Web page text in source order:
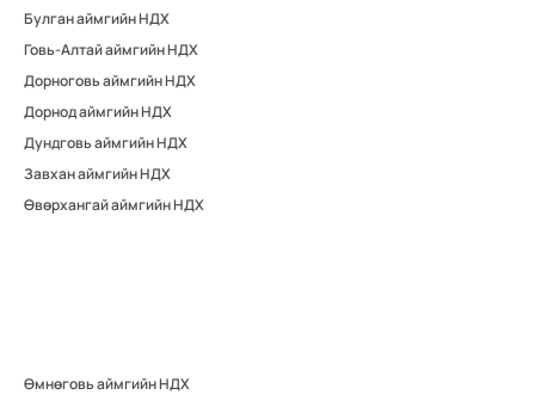
Булган аймгийн НДХ
Говь-Алтай аймгийн НДХ
Дорноговь аймгийн НДХ
Дорнод аймгийн НДХ
Дундговь аймгийн НДХ
Завхан аймгийн НДХ
Өвөрхангай аймгийн НДХ
Өмнөговь аймгийн НДХ